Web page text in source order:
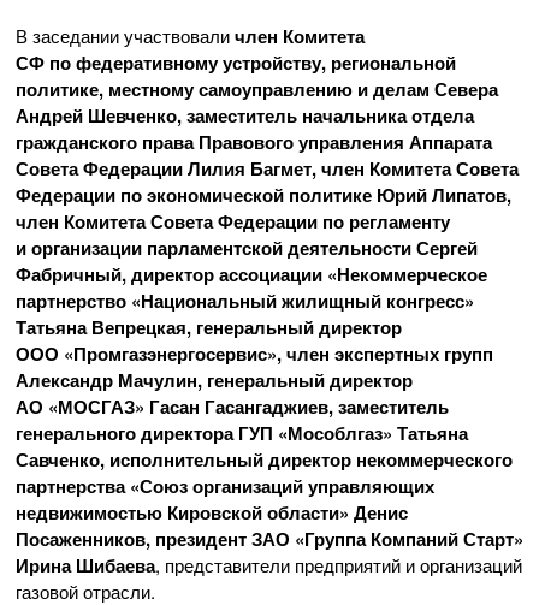
В заседании участвоваличлен Комитета
СФ по федеративному устройству, региональной
политике, местному самоуправлению и делам Севера
Андрей Шевченко, заместитель начальника отдела
гражданского права Правового управления Аппарата
Совета Федерации Лилия Багмет, член Комитета Совета
Федерации по экономической политике Юрий Липатов,
член Комитета Совета Федерации по регламенту
и организации парламентской деятельности Сергей
Фабричный, директор ассоциации «Некоммерческое
партнерство «Национальный жилищный конгресс»
Татьяна Вепрецкая, генеральный директор
ООО «Промгазэнергосервис», член экспертных групп
Александр Мачулин, генеральный директор
АО «МОСГАЗ» Гасан Гасангаджиев, заместитель
генерального директора ГУП «Мособлгаз» Татьяна
Савченко, исполнительный директор некоммерческого
партнерства «Союз организаций управляющих
недвижимостью Кировской области» Денис
Посаженников, президентЗАО «Группа Компаний Старт»
Ирина Шибаева, представители предприятий и организаций
газовой отрасли.